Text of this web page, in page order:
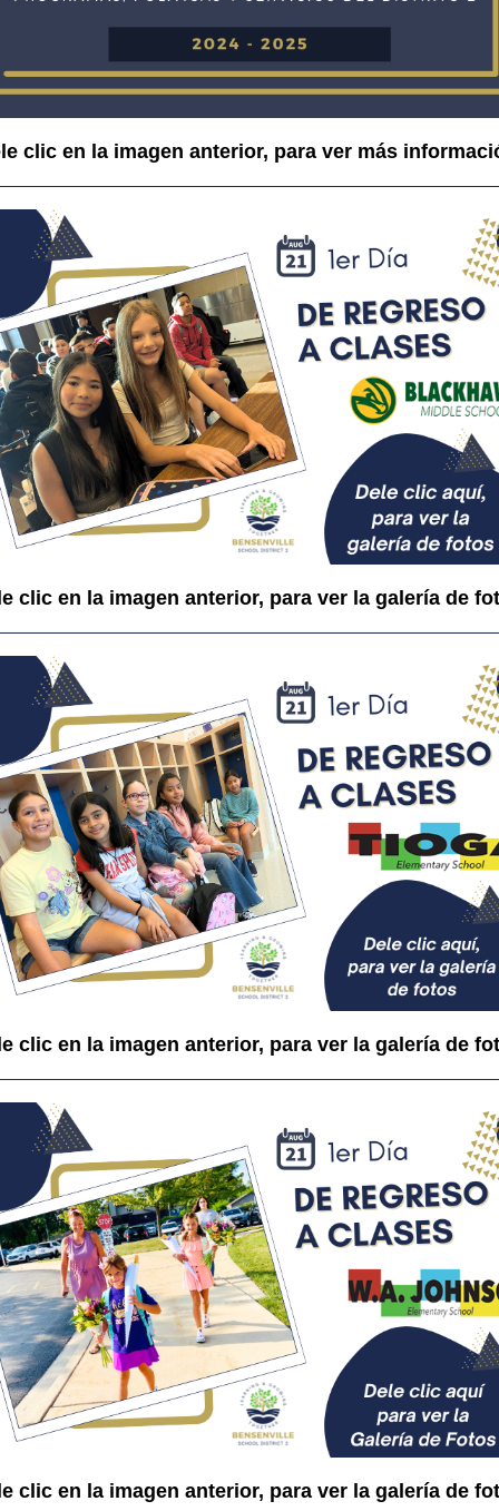
clic en la imagen anterior, para ver más
clic en la imagen anterior, para ver la galería de
clic en la imagen anterior, para ver la galería de
clic en la imagen anterior, para ver la galería de